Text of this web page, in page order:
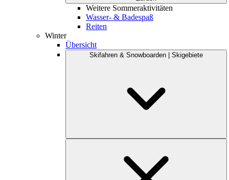
Weitere Sommeraktivitäten
Wasser- & Badespaß
Reiten
Winter
Übersicht
Skifahren & Snowboarden | Skigebiete